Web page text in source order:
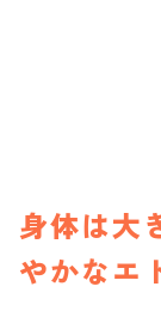
身体は大
やかなエ